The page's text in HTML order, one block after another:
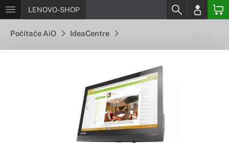
LENOVO-SHOP
Počítače AiO IdeaCentre